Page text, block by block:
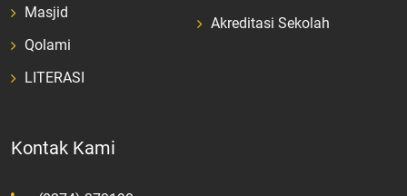
Masjid
Qolami
LITERASI
Akreditasi Sekolah
Kontak Kami